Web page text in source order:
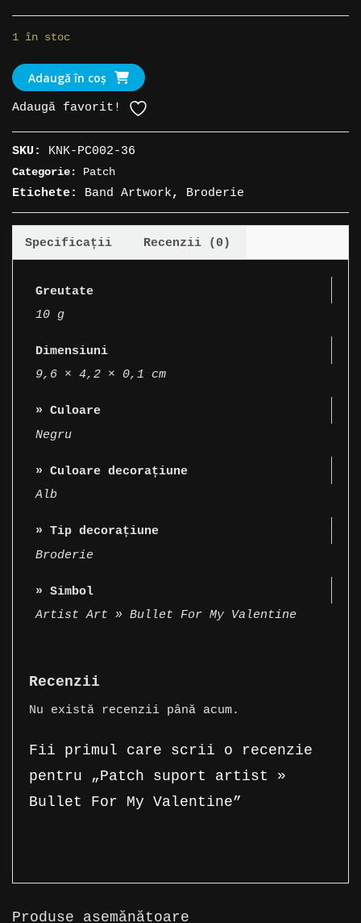
1 în stoc
Cantitate
Patch
suport
My
Valentine
Adaugă în coș
Adaugă favorit!
SKU: KNK-PC002-36
Categorie: Patch
Etichete: Band Artwork, Broderie
Specificații Recenzii (0)
Greutate
10 g
Dimensiuni
9,6 × 4,2 × 0,1 cm
» Culoare
Negru
» Culoare decorațiune
Alb
» Tip decorațiune
Broderie
» Simbol
Artist Art » Bullet For My Valentine
Recenzii
Nu există recenzii până acum.
Fii primul care scrii o recenzie
pentru „Patch suport artist »
Bullet For My Valentine”
Produse asemănătoare